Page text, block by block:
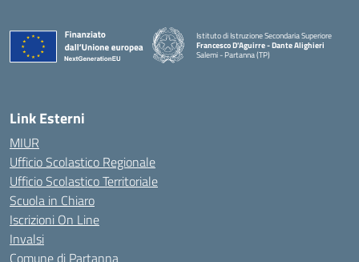
Istituto di Istruzione Secondaria Superiore
Francesco D'Aguirre - Dante Alighieri
Salemi - Partanna (TP)
Link Esterni
MIUR
Ufficio Scolastico Regionale
Ufficio Scolastico Territoriale
Scuola in Chiaro
Iscrizioni On Line
Invalsi
Comune di Partanna